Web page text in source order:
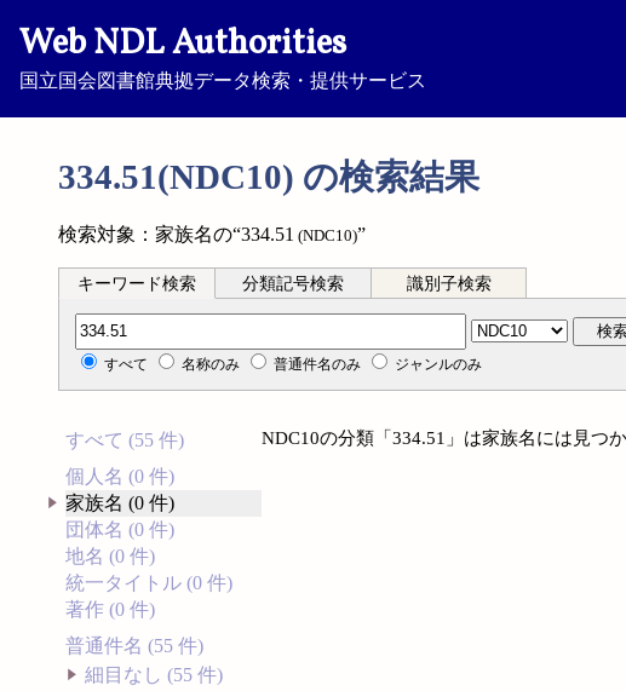
Web NDL Authorities
国立国会図書館典拠データ検索・提供サービス
334.51(NDC10) の検索結果
検索対象：家族名の“334.51 (NDC10)”
キーワード検索 分類記号検索 識別子検索
分類記号検索 検
すべて 名称のみ 普通件名のみ ジャンルのみ
すべて (55 件)
個人名 (0 件)
家族名 (0 件)
団体名 (0 件)
地名 (0 件)
統一タイトル (0 件)
著作 (0 件)
普通件名 (55 件)
細目なし (55 件)
NDC10の分類「334.51」は家族名には見つ